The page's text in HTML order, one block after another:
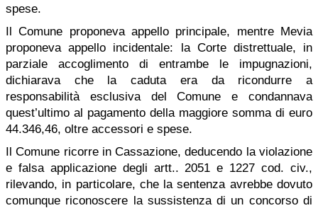
spese.
Il Comune proponeva appello principale, mentre Mevia
proponeva appello incidentale: la Corte distrettuale, in
parziale accoglimento di entrambe le impugnazioni,
dichiarava che la caduta era da ricondurre a
responsabilità esclusiva del Comune e condannava
quest’ultimo al pagamento della maggiore somma di euro
44.346,46, oltre accessori e spese.
Il Comune ricorre in Cassazione, deducendo la violazione
e falsa applicazione degli artt.. 2051 e 1227 cod. civ.,
rilevando, in particolare, che la sentenza avrebbe dovuto
comunque riconoscere la sussistenza di un concorso di